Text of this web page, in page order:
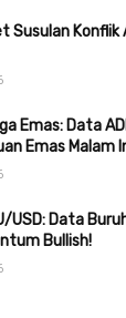
Susulan Konflik
Emas: Data
Emas Malam
USD: Data
Bullish!